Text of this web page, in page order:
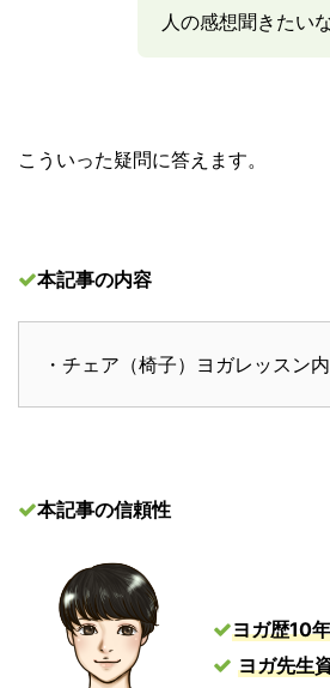
人の感想聞きたい
こういった疑問に答えます。
本記事の内容
・チェア（椅子）ヨガレッスン
本記事の信頼性
ヨガ歴10
ヨガ先生